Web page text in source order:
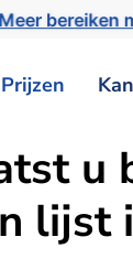
Meer bereiken
Prijzen
u
lijst